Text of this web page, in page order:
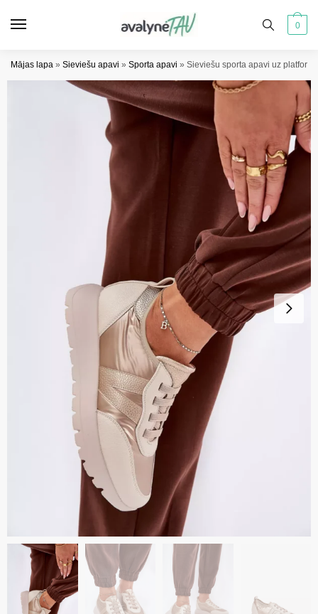
0
Mājas lapa » Sieviešu apavi » Sporta apavi » Sieviešu sporta apavi uz